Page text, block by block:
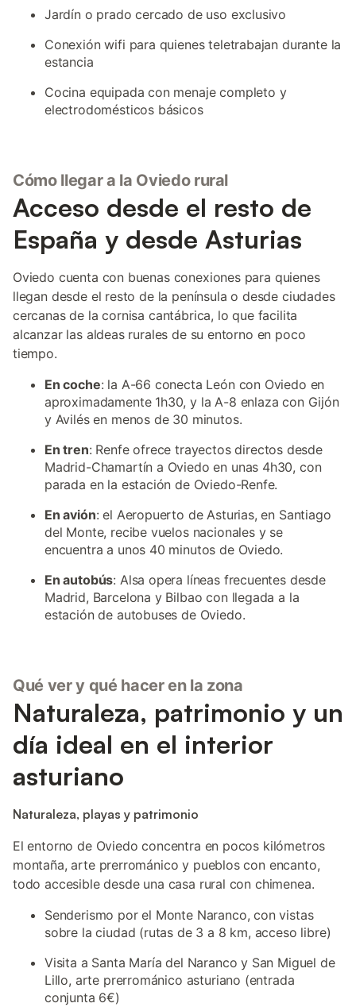
Jardín o prado cercado de uso exclusivo
Conexión wifi para quienes teletrabajan durante la
estancia
Cocina equipada con menaje completo y
electrodomésticos básicos
Cómo llegar a la Oviedo rural
Acceso desde el resto de
España y desde Asturias
Oviedo cuenta con buenas conexiones para quienes
llegan desde el resto de la península o desde ciudades
cercanas de la cornisa cantábrica, lo que facilita
alcanzar las aldeas rurales de su entorno en poco
tiempo.
En coche: la A-66 conecta León con Oviedo en
aproximadamente 1h30, y la A-8 enlaza con Gijón
y Avilés en menos de 30 minutos.
En tren: Renfe ofrece trayectos directos desde
Madrid-Chamartín a Oviedo en unas 4h30, con
parada en la estación de Oviedo-Renfe.
En avión: el Aeropuerto de Asturias, en Santiago
del Monte, recibe vuelos nacionales y se
encuentra a unos 40 minutos de Oviedo.
En autobús: Alsa opera líneas frecuentes desde
Madrid, Barcelona y Bilbao con llegada a la
estación de autobuses de Oviedo.
Qué ver y qué hacer en la zona
Naturaleza, patrimonio y un
día ideal en el interior
asturiano
Naturaleza, playas y patrimonio
El entorno de Oviedo concentra en pocos kilómetros
montaña, arte prerrománico y pueblos con encanto,
todo accesible desde una casa rural con chimenea.
Senderismo por el Monte Naranco, con vistas
sobre la ciudad (rutas de 3 a 8 km, acceso libre)
Visita a Santa María del Naranco y San Miguel de
Lillo, arte prerrománico asturiano (entrada
conjunta 6€)